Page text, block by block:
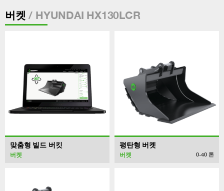
버켓 / HYUNDAI HX130LCR
맞춤형 빌드 버킷
버켓
평탄형 버켓
버켓 0-40 톤